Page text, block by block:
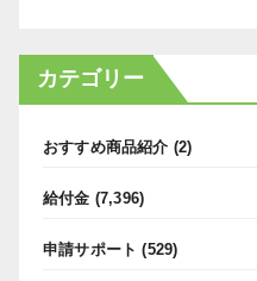
カテゴリー
おすすめ商品紹介 (2)
給付金 (7,396)
申請サポート (529)